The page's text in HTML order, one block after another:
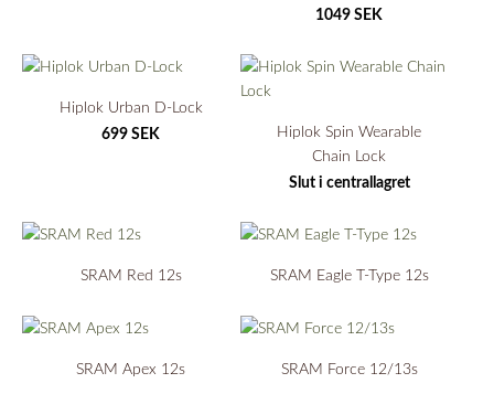
1049 SEK
Hiplok Urban D-Lock
699 SEK
Hiplok Spin Wearable
Chain Lock
Slut i centrallagret
SRAM Red 12s SRAM Eagle T-Type 12s
SRAM Apex 12s SRAM Force 12/13s